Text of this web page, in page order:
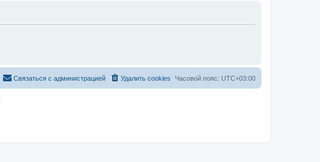
Часовой пояс: UTC+03:00
Удалить cookies
Связаться с администрацией